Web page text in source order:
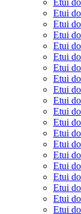
Etui
Etui
Etui
Etui
Etui
Etui
Etui
Etui
Etui
Etui
Etui
Etui
Etui
Etui
Etui
Etui
Etui
Etui
Etui
Etui